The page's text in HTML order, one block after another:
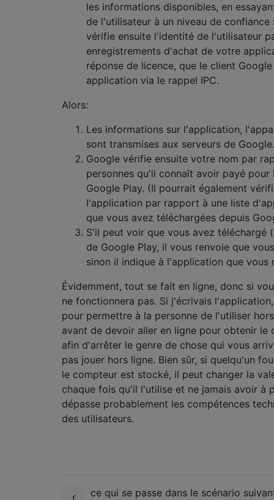
les informations disponibles, en
de l'utilisateur à un niveau de confiance
vérifie ensuite l'identité de l'utilisateur
enregistrements d'achat de votre
réponse de licence, que le client
application via le rappel IPC.
Alors:
Les informations sur l'application,
sont transmises aux serveurs de Google.
Google vérifie ensuite votre nom par
personnes qu'il connaît avoir payé
Google Play. (Il pourrait également
l'application par rapport à une liste
que vous avez téléchargées depuis
S'il peut voir que vous avez téléchargé
de Google Play, il vous renvoie que
sinon il indique à l'application que vous
Évidemment, tout se fait en ligne, donc si
ne fonctionnera pas. Si j'écrivais
pour permettre à la personne de l'utiliser
avant de devoir aller en ligne pour obtenir le
afin d'arrêter le genre de chose qui vous
pas jouer hors ligne. Bien sûr, si quelqu'un
le compteur est stocké, il peut changer la
chaque fois qu'il l'utilise et ne jamais avoir à
dépasse probablement les compétences
des utilisateurs.
ce qui se passe dans le scénario